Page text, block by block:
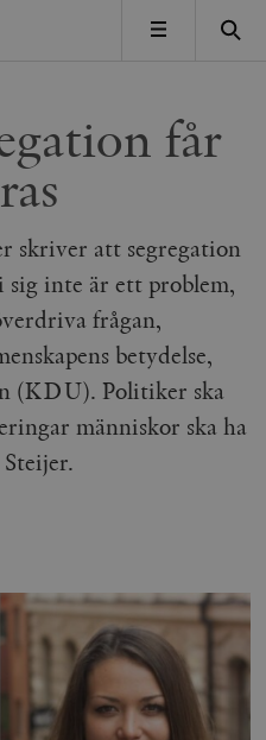
MENY
får
skriver att segregation
sig inte är ett problem,
frågan,
betydelse,
(KDU). Politiker ska
människor ska ha